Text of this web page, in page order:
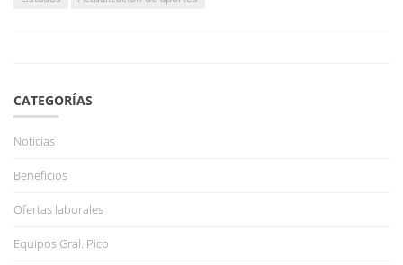
CATEGORÍAS
Noticias
Beneficios
Ofertas laborales
Equipos Gral. Pico